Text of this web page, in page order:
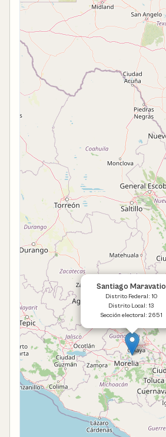
Santiago Maravatio
Distrito Federal: 10
Distrito Local: 13
Sección electoral: 2651